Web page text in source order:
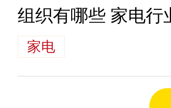
组织有哪些 家电行
家电